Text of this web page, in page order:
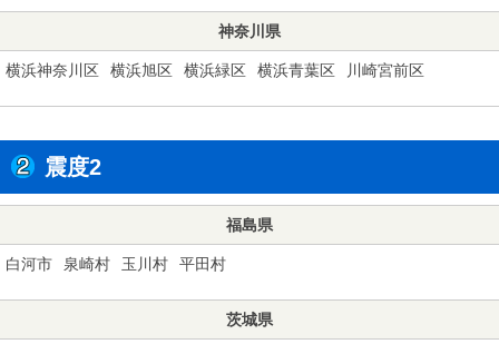
神奈川県
横浜神奈川区 横浜旭区 横浜緑区 横浜青葉区 川崎宮前区
震度2
福島県
白河市 泉崎村 玉川村 平田村
茨城県